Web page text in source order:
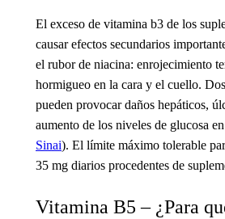
El exceso de vitamina b3 de los
causar efectos secundarios
el rubor de niacina: enrojecimiento
hormigueo en la cara y el cuello.
pueden provocar daños hepáticos,
aumento de los niveles de glucosa
Sinai). El límite máximo tolerable
35 mg diarios procedentes de
Vitamina B5 – ¿Para